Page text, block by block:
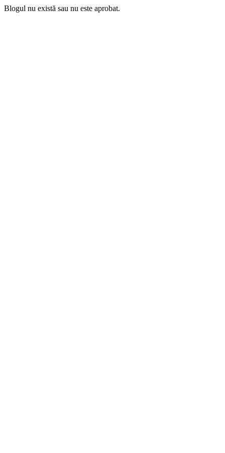
Blogul nu există sau nu este aprobat.